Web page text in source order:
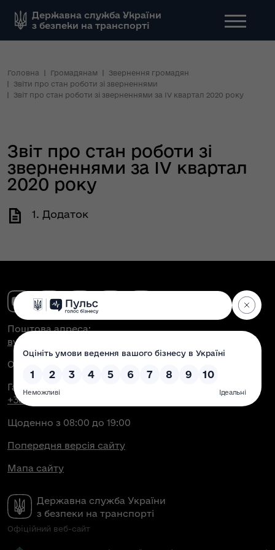
Державна служба України
з безпеки на транспорті
Головна Громадянам
Звернення громадян
Звіти про стан роботи зі зверненнями
Звіт про стан роботи зі зверненнями за ІV квартал 2020 року
Звіт про стан роботи зі
зверненнями за ІV квартал
2020 року
1. Додаток
Державна служба України
з безпеки на транспорті
Офіційний веб-сайт
Поштова адреса:
вул. Антоновича, 51, м. Київ, 03150
Офіційна електронна пошта:
Гаряча лінія Укртрансбезпеки:
+38 (044) 350-43-04
Щоденно з 08:00 до 19:00
Попередня версія сайту
Мапа сайту